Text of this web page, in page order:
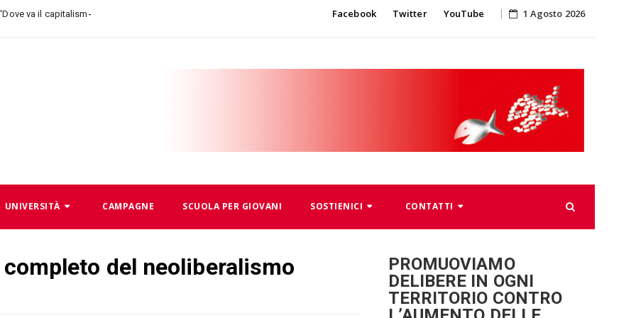
va il capitalismo, dove andiamo no Skip
content
Facebook Twitter YouTube 1 Agosto 2026
UNIVERSITÀ CAMPAGNE SCUOLA PER GIOVANI SOSTIENICI CONTATTI
del neoliberalismo
PROMUOVIAMO
DELIBERE IN OGNI
TERRITORIO CONTRO